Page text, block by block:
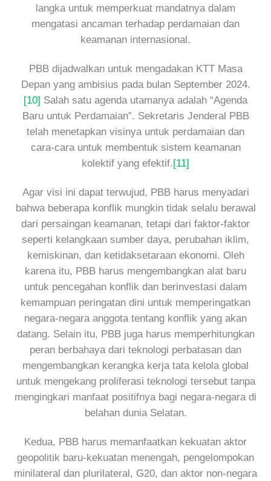
langka untuk memperkuat mandatnya dalam
mengatasi ancaman terhadap perdamaian dan
keamanan internasional.
PBB dijadwalkan untuk mengadakan KTT Masa
Depan yang ambisius pada bulan September 2024.
[10] Salah satu agenda utamanya adalah “Agenda
Baru untuk Perdamaian”. Sekretaris Jenderal PBB
telah menetapkan visinya untuk perdamaian dan
cara-cara untuk membentuk sistem keamanan
kolektif yang efektif.[11]
Agar visi ini dapat terwujud, PBB harus menyadari
bahwa beberapa konflik mungkin tidak selalu berawal
dari persaingan keamanan, tetapi dari faktor-faktor
seperti kelangkaan sumber daya, perubahan iklim,
kemiskinan, dan ketidaksetaraan ekonomi. Oleh
karena itu, PBB harus mengembangkan alat baru
untuk pencegahan konflik dan berinvestasi dalam
kemampuan peringatan dini untuk memperingatkan
negara-negara anggota tentang konflik yang akan
datang. Selain itu, PBB juga harus memperhitungkan
peran berbahaya dari teknologi perbatasan dan
mengembangkan kerangka kerja tata kelola global
untuk mengekang proliferasi teknologi tersebut tanpa
mengingkari manfaat positifnya bagi negara-negara di
belahan dunia Selatan.
Kedua, PBB harus memanfaatkan kekuatan aktor
geopolitik baru-kekuatan menengah, pengelompokan
minilateral dan plurilateral, G20, dan aktor non-negara